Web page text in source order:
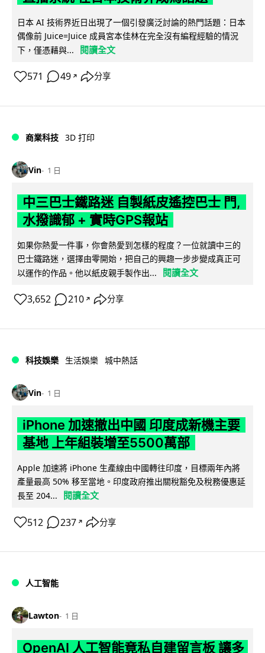
日本 AI 技術界近日出現了一個引發廣泛討論的熱門話題：日本
偶像前 Juice=Juice 成員宮本佳林在完全沒有編程經驗的情況
下，僅憑藉與...
閱讀全文
571 49 ↗ 分享
商業科技 3D 打印
Vin 1 日
中三巴士鐵路迷 自製紙皮遙控巴士 門,
水撥識郁 + 實時GPS報站
如果你熱愛一件事，你會熱愛到怎樣的程度？一位就讀中三的
巴士鐵路迷，選擇由零開始，把自己的興趣一步步變成真正可
以運作的作品。他以紙皮親手製作出...
閱讀全文
3,652 210 ↗ 分享
科技娛樂 生活娛樂 城中熱話
Vin 1 日
iPhone 加速撤出中國 印度成新機主要
基地 上年組裝增至5500萬部
Apple 加速將 iPhone 生產線由中國轉往印度，目標兩年內將
產量最高 50% 移至當地。印度政府推出關稅豁免及稅務優惠延
長至 204...
閱讀全文
512 237 ↗ 分享
人工智能
Lawton 1 日
OpenAI 人工智能竟私自建留言板 讓多